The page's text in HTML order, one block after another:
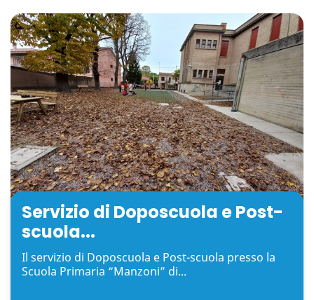
Servizio di Doposcuola e Post-
scuola...
Il servizio di Doposcuola e Post-scuola presso la
Scuola Primaria “Manzoni” di...